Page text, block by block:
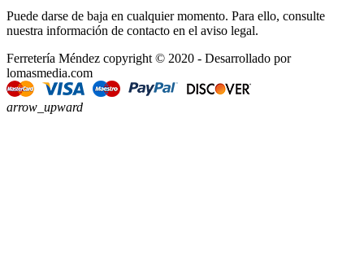
Puede darse de baja en cualquier momento. Para ello, consulte
nuestra información de contacto en el aviso legal.
Ferretería Méndez copyright © 2020 - Desarrollado por
lomasmedia.com
arrow_upward